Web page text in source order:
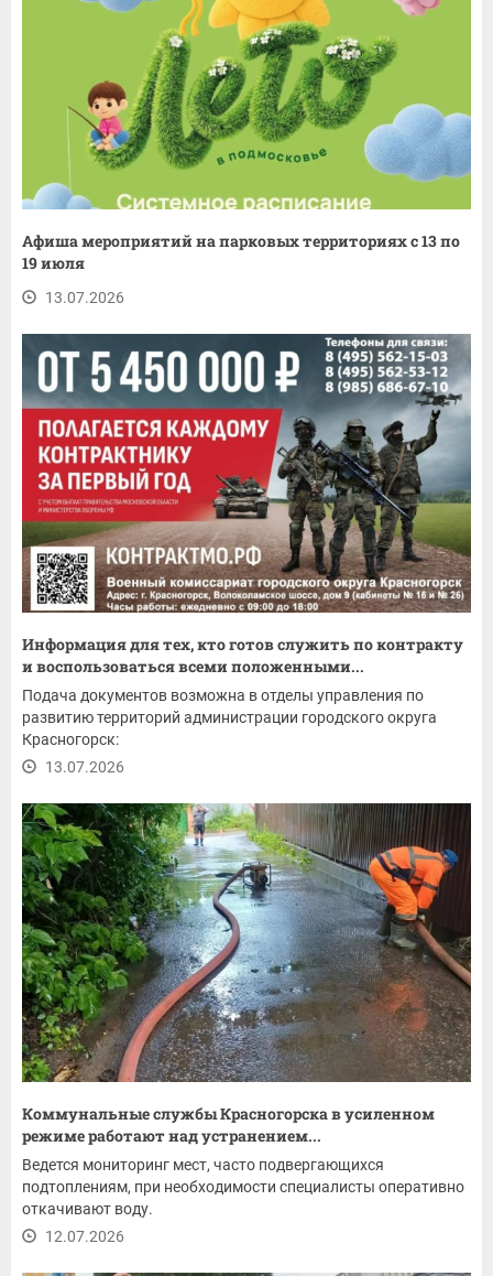
Афиша мероприятий на парковых территориях с 13 по
19 июля
13.07.2026
Информация для тех, кто готов служить по контракту
и воспользоваться всеми положенными...
Подача документов возможна в отделы управления по
развитию территорий администрации городского округа
Красногорск:
13.07.2026
Коммунальные службы Красногорска в усиленном
режиме работают над устранением...
Ведется мониторинг мест, часто подвергающихся
подтоплениям, при необходимости специалисты оперативно
откачивают воду.
12.07.2026